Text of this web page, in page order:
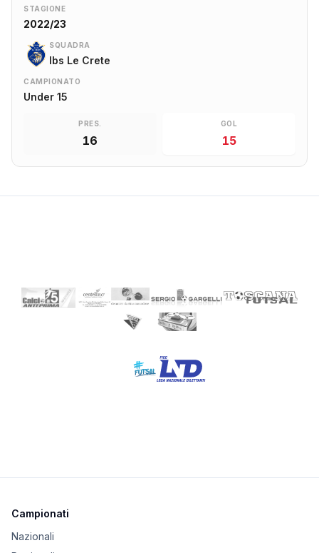
STAGIONE
2022/23
SQUADRA
Ibs Le Crete
CAMPIONATO
Under 15
PRES.
16
GOL
15
Campionati
Nazionali